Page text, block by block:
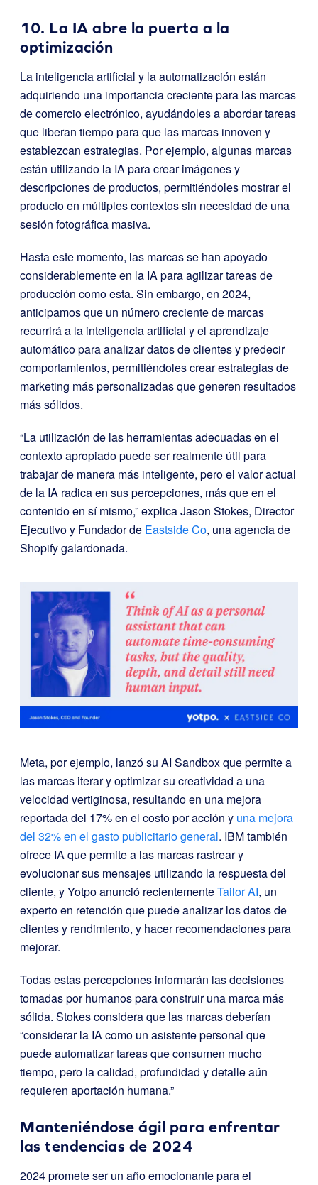
10. La IA abre la puerta a la
optimización
La inteligencia artificial y la automatización están
adquiriendo una importancia creciente para las marcas
de comercio electrónico, ayudándoles a abordar tareas
que liberan tiempo para que las marcas innoven y
establezcan estrategias. Por ejemplo, algunas marcas
están utilizando la IA para crear imágenes y
descripciones de productos, permitiéndoles mostrar el
producto en múltiples contextos sin necesidad de una
sesión fotográfica masiva.
Hasta este momento, las marcas se han apoyado
considerablemente en la IA para agilizar tareas de
producción como esta. Sin embargo, en 2024,
anticipamos que un número creciente de marcas
recurrirá a la inteligencia artificial y el aprendizaje
automático para analizar datos de clientes y predecir
comportamientos, permitiéndoles crear estrategias de
marketing más personalizadas que generen resultados
más sólidos.
“La utilización de las herramientas adecuadas en el
contexto apropiado puede ser realmente útil para
trabajar de manera más inteligente, pero el valor actual
de la IA radica en sus percepciones, más que en el
contenido en sí mismo,” explica Jason Stokes, Director
Ejecutivo y Fundador de Eastside Co, una agencia de
Shopify galardonada.
Meta, por ejemplo, lanzó su AI Sandbox que permite a
las marcas iterar y optimizar su creatividad a una
velocidad vertiginosa, resultando en una mejora
reportada del 17% en el costo por acción y una mejora
del 32% en el gasto publicitario general. IBM también
ofrece IA que permite a las marcas rastrear y
evolucionar sus mensajes utilizando la respuesta del
cliente, y Yotpo anunció recientementeTailor AI, un
experto en retención que puede analizar los datos de
clientes y rendimiento, y hacer recomendaciones para
mejorar.
Todas estas percepciones informarán las decisiones
tomadas por humanos para construir una marca más
sólida. Stokes considera que las marcas deberían
“considerar la IA como un asistente personal que
puede automatizar tareas que consumen mucho
tiempo, pero la calidad, profundidad y detalle aún
requieren aportación humana.”
Manteniéndose ágil para enfrentar
las tendencias de 2024
2024 promete ser un año emocionante para el